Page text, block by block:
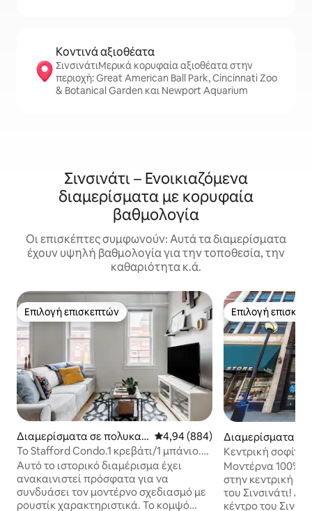
Κοντινά αξιοθέατα
ΣινσινάτιΜερικά κορυφαία αξιοθέατα στην
περιοχή: Great American Ball Park, Cincinnati Zoo
& Botanical Garden και Newport Aquarium
Σινσινάτι – Ενοικιαζόμενα
διαμερίσματα με κορυφαία
βαθμολογία
Οι επισκέπτες συμφωνούν: Αυτά τα διαμερίσματα
έχουν υψηλή βαθμολογία για την τοποθεσία, την
καθαριότητα κ.ά.
Επιλογή επισκεπτών
Επιλογή επισκεπτών
Διαμερίσματα σε πολυκατ
οικία στην πόλη Over-The
Rhine
Μέση βαθμολογία: 4,94 στα 5,
4,94 (884)
Το Stafford Condo.1 κρεβάτι/1 μπάνιο.
Ασυναγώνιστη τοποθεσία
Αυτό το ιστορικό διαμέρισμα έχει
ανακαινιστεί πρόσφατα για να
συνδυάσει τον μοντέρνο σχεδιασμό με
ρουστίκ χαρακτηριστικά. Το κομψό
Επιλογή
Επιλογή
Διαμερίσματα
οικία στην πόλη
Κεντρική σοφίτα
Σινσινάτι!
Μοντέρνα 100%
στην κεντρική
του Σινσινάτι!
κέντρο του